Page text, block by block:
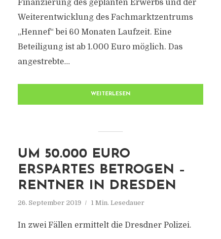
Finanzierung des geplanten Erwerbs und der
Weiterentwicklung des Fachmarktzentrums
„Hennef“ bei 60 Monaten Laufzeit. Eine
Beteiligung ist ab 1.000 Euro möglich. Das
angestrebte...
WEITERLESEN
UM 50.000 EURO
ERSPARTES BETROGEN –
RENTNER IN DRESDEN
26. September 2019 1 Min. Lesedauer
In zwei Fällen ermittelt die Dresdner Polizei.